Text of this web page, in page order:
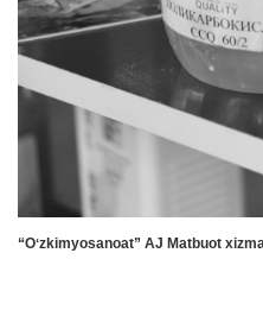
“Oʻzkimyosanoat” AJ Matbuot